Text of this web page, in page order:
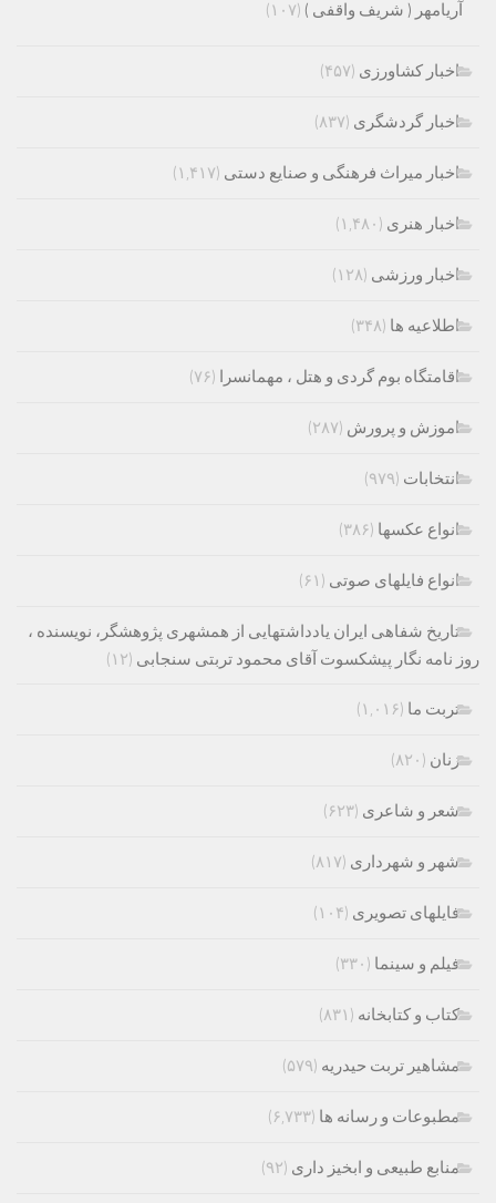
آریامهر ( شریف واقفی ) (۱۰۷)
اخبار کشاورزی (۴۵۷)
اخبار گردشگری (۸۳۷)
اخبار میراث فرهنگی و صنایع دستی (۱,۴۱۷)
اخبار هنری (۱,۴۸۰)
اخبار ورزشی (۱۲۸)
اطلاعیه ها (۳۴۸)
اقامتگاه بوم گردی و هتل ، مهمانسرا (۷۶)
اموزش و پرورش (۲۸۷)
انتخابات (۹۷۹)
انواع عکسها (۳۸۶)
انواع فایلهای صوتی (۶۱)
تاریخ شفاهی ایران یادداشتهایی از همشهری پژوهشگر، نویسنده ،
روز نامه نگار پیشکسوت آقای محمود تربتی سنجابی (۱۲)
تربت ما (۱,۰۱۶)
زنان (۸۲۰)
شعر و شاعری (۶۲۳)
شهر و شهرداری (۸۱۷)
فایلهای تصویری (۱۰۴)
فیلم و سینما (۳۳۰)
کتاب و کتابخانه (۸۳۱)
مشاهیر تربت حیدریه (۵۷۹)
مطبوعات و رسانه ها (۶,۷۳۳)
منابع طبیعی و ابخیز داری (۹۲)